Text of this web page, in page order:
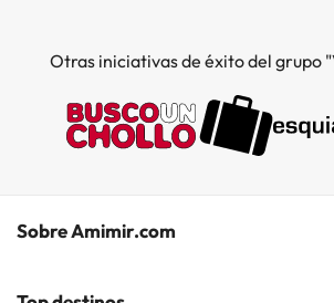
Otras iniciativas de éxito del grupo
Sobre Amimir.com
¿Quiénes somos?